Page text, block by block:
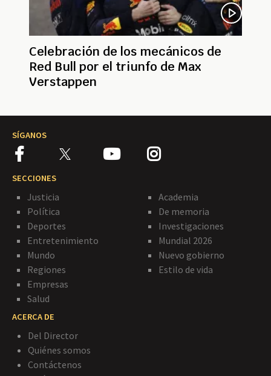
Celebración de los mecánicos de
Red Bull por el triunfo de Max
Verstappen
SÍGANOS
SECCIONES
Justicia
Política
Deportes
Entretenimiento
Mundo
Regiones
Empresas
Salud
Academia
De memoria
Investigaciones
Mundial 2026
Nuevo gobierno
Estilo de vida
ACERCA DE
Del Director
Quiénes somos
Contáctenos